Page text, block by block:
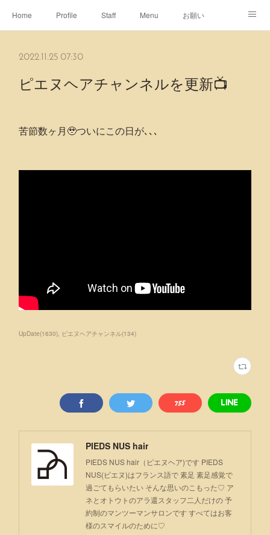
Home Profile Staff Menu お願い
2022.11.25 07:30
ピエヌヘアチャンネルを更新📺
苦節数ヶ月🥹ついにこの日が､､､
UpDate(1630) ピエヌヘアチャンネル(134)
PIEDS NUS hair
PIEDS NUS hair（ピエヌヘア)です PIEDS
NUS(ピエヌ)はフランス語で 素足 素足感覚で
過ごてもらいたい そんな思いのこもった♡ ア
ネとオトウトのアラ還スタッフ二人だけの 予
約制のマンツーマンサロンです すべてはお客
様のスマイルのために♡